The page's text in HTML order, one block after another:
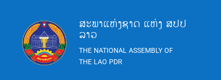
ສະພາແຫ່ງຊາດ ແຫ່ງ ສປປ
ລາວ
THE NATIONAL ASSEMBLY OF
THE LAO PDR